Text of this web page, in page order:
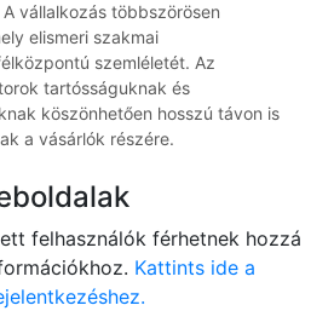
vállalkozás többszörösen
elismeri szakmai
szemléletét. Az
tartósságuknak és
köszönhetően hosszú távon is
a vásárlók részére.
felhasználók férhetnek hozzá
Kattints ide a